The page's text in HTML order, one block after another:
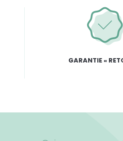
GARANTIE «